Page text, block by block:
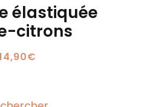
élastiquée
citrons
€